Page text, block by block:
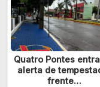
Quatro Pontes
alerta de
frente…